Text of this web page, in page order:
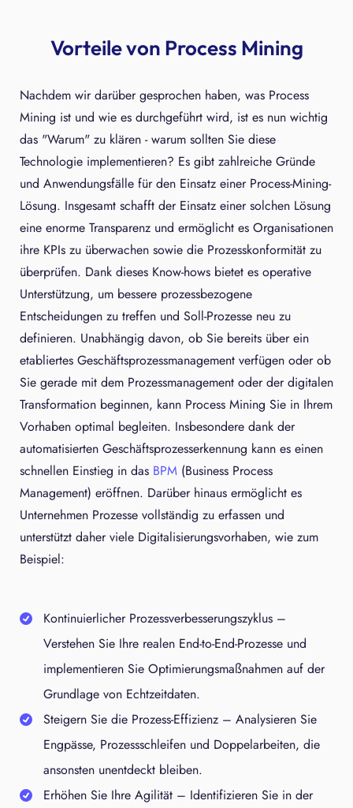
Vorteile von Process Mining
Nachdem wir darüber gesprochen haben, was Process
Mining ist und wie es durchgeführt wird, ist es nun wichtig
das "Warum" zu klären - warum sollten Sie diese
Technologie implementieren? Es gibt zahlreiche Gründe
und Anwendungsfälle für den Einsatz einer Process-Mining-
Lösung. Insgesamt schafft der Einsatz einer solchen Lösung
eine enorme Transparenz und ermöglicht es Organisationen
ihre KPIs zu überwachen sowie die Prozesskonformität zu
überprüfen. Dank dieses Know-hows bietet es operative
Unterstützung, um bessere prozessbezogene
Entscheidungen zu treffen und Soll-Prozesse neu zu
definieren. Unabhängig davon, ob Sie bereits über ein
etabliertes Geschäftsprozessmanagement verfügen oder ob
Sie gerade mit dem Prozessmanagement oder der digitalen
Transformation beginnen, kann Process Mining Sie in Ihrem
Vorhaben optimal begleiten. Insbesondere dank der
automatisierten Geschäftsprozesserkennung kann es einen
schnellen Einstieg in das BPM (Business Process
Management) eröffnen. Darüber hinaus ermöglicht es
Unternehmen Prozesse vollständig zu erfassen und
unterstützt daher viele Digitalisierungsvorhaben, wie zum
Beispiel:
Kontinuierlicher Prozessverbesserungszyklus –
Verstehen Sie Ihre realen End-to-End-Prozesse und
implementieren Sie Optimierungsmaßnahmen auf der
Grundlage von Echtzeitdaten.
Steigern Sie die Prozess-Effizienz – Analysieren Sie
Engpässe, Prozessschleifen und Doppelarbeiten, die
ansonsten unentdeckt bleiben.
Erhöhen Sie Ihre Agilität – Identifizieren Sie in der